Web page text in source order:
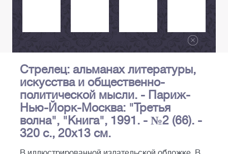
Стрелец: альманах литературы,
искусства и общественно-
политической мысли. - Париж-
Нью-Йорк-Москва: "Третья
волна", "Книга", 1991. - №2 (66). -
320 с., 20x13 см.